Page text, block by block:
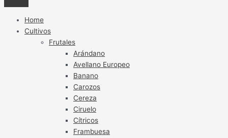
Home
Cultivos
Frutales
Arándano
Avellano Europeo
Banano
Carozos
Cereza
Ciruelo
Cítricos
Frambuesa